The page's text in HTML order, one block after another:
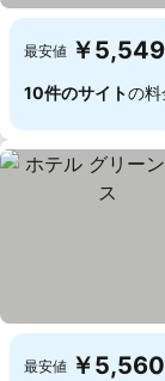
最安値 ￥5,549
10件のサイトの
最安値 ￥5,560